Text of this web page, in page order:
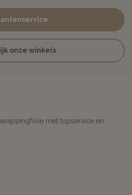
onze winkels
met topservice en